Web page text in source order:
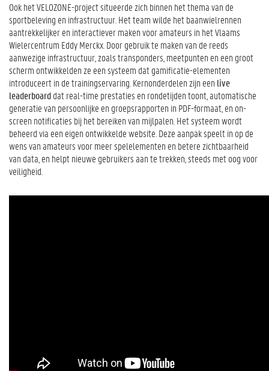
Ook het VELOZONE-project situeerde zich binnen het thema van de
sportbeleving en infrastructuur. Het team wilde het baanwielrennen
aantrekkelijker en interactiever maken voor amateurs in het Vlaams
Wielercentrum Eddy Merckx. Door gebruik te maken van de reeds
aanwezige infrastructuur, zoals transponders, meetpunten en een groot
scherm ontwikkelden ze een systeem dat gamificatie-elementen
introduceert in de trainingservaring. Kernonderdelen zijn een live
leaderboarddat real-time prestaties en rondetijden toont, automatische
generatie van persoonlijke en groepsrapporten in PDF-formaat, en on-
screen notificaties bij het bereiken van mijlpalen. Het systeem wordt
beheerd via een eigen ontwikkelde website. Deze aanpak speelt in op de
wens van amateurs voor meer spelelementen en betere zichtbaarheid
van data, en helpt nieuwe gebruikers aan te trekken, steeds met oog voor
veiligheid.